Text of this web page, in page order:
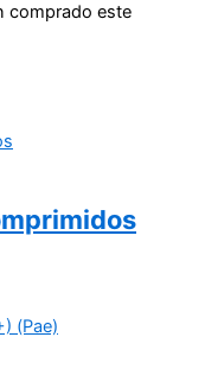
comprado este